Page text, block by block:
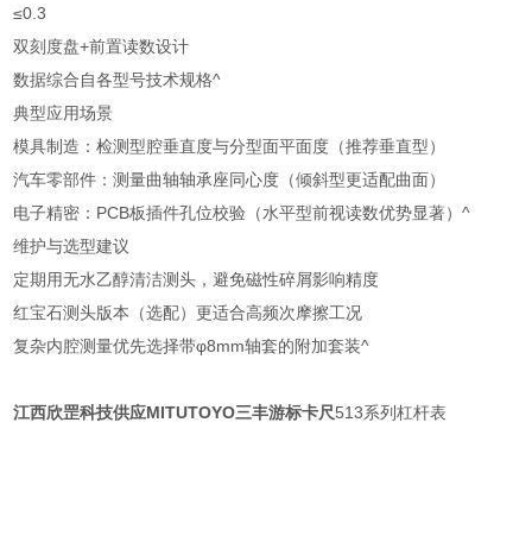
≤0.3
双刻度盘+前置读数设计
数据综合自各型号技术规格^
典型应用场景
模具制造：检测型腔垂直度与分型面平面度（推荐垂直型）
汽车零部件：测量曲轴轴承座同心度（倾斜型更适配曲面）
电子精密：PCB板插件孔位校验（水平型前视读数优势显著）^
维护与选型建议
定期用无水乙醇清洁测头，避免磁性碎屑影响精度
红宝石测头版本（选配）更适合高频次摩擦工况
复杂内腔测量优先选择带φ8mm轴套的附加套装^
江西欣罡科技供应MITUTOYO三丰游标卡尺513系列杠杆表